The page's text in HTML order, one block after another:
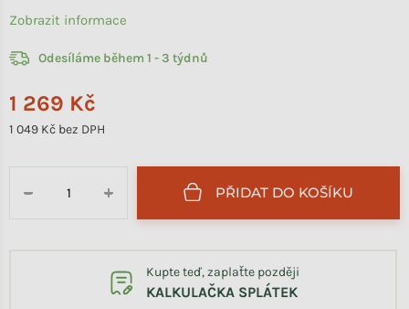
1 269 Kč
1 049 Kč bez DPH
Odesíláme během 1 - 3 týdnů
+
− PŘIDAT DO KOŠÍKU
Kupte teď, zaplaťte později
KALKULAČKA SPLÁTEK
Zobrazit informace